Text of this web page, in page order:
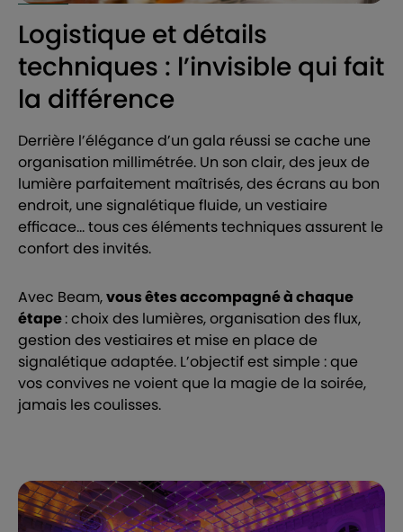
Logistique et détails
techniques : l’invisible qui fait
la différence
Derrière l’élégance d’un gala réussi se cache une
organisation millimétrée. Un son clair, des jeux de
lumière parfaitement maîtrisés, des écrans au bon
endroit, une signalétique fluide, un vestiaire
efficace… tous ces éléments techniques assurent le
confort des invités.
Avec Beam,vous êtes accompagné à chaque
étape: choix des lumières, organisation des flux,
gestion des vestiaires et mise en place de
signalétique adaptée. L’objectif est simple : que
vos convives ne voient que la magie de la soirée,
jamais les coulisses.